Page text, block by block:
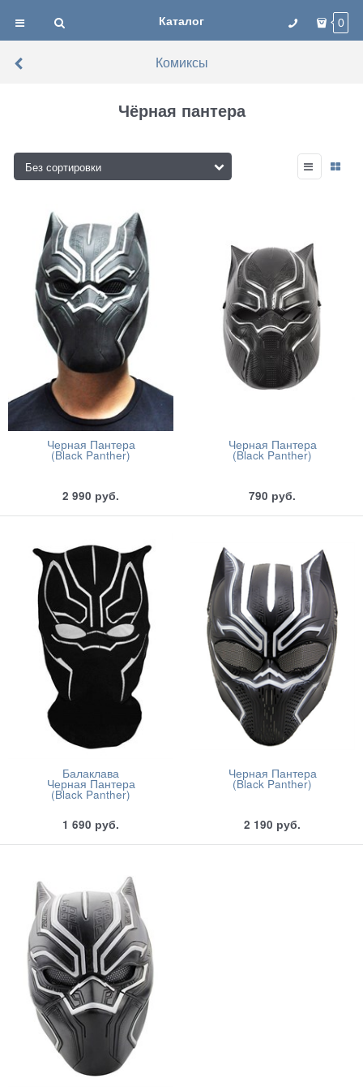
Каталог 0
Комиксы
Чёрная пантера
Черная Пантера
(Black Panther)
2 990 руб.
Черная Пантера
(Black Panther)
790 руб.
Балаклава
Черная Пантера
(Black Panther)
1 690 руб.
Черная Пантера
(Black Panther)
2 190 руб.